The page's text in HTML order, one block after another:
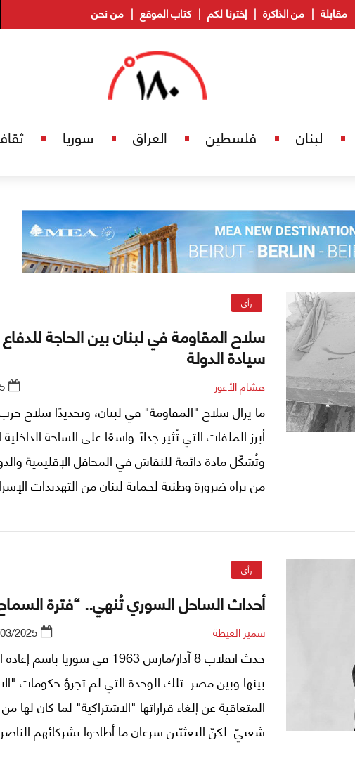
مقابلة من الذاكرة إخترنا لكم كتاب الموقع من نحن
لبنان فلسطين العراق سوريا
رأي
سلاح المقاومة في لبنان بين الحاجة
سيادة الدولة
هشام الأعور
ما يزال سلاح "المقاومة" في لبنان، وتحديدًا سلاح
أبرز الملفات التي تُثير جدلاً واسعًا على الساحة الداخلية
وتُشكّل مادة دائمة للنقاش في المحافل الإقليمية
من يراه ضرورة وطنية لحماية لبنان من التهديدات
يظل هذا السلاح محاطًا بعدد من المبررات التي يطرحها
كمسوغ لبقائه.
رأي
أحداث الساحل السوري تُنهي.. “فترة
سمير العيطة 2025
حدث انقلاب 8 آذار/مارس 1963 في سوريا
بينها وبين مصر. تلك الوحدة التي لم تجرؤ حكومات
المتعاقبة عن إلغاء قراراتها "الاشتراكية" لما كان لها
شعبيّ. لكنّ البعثيّين سرعان ما أطاحوا بشركائهم